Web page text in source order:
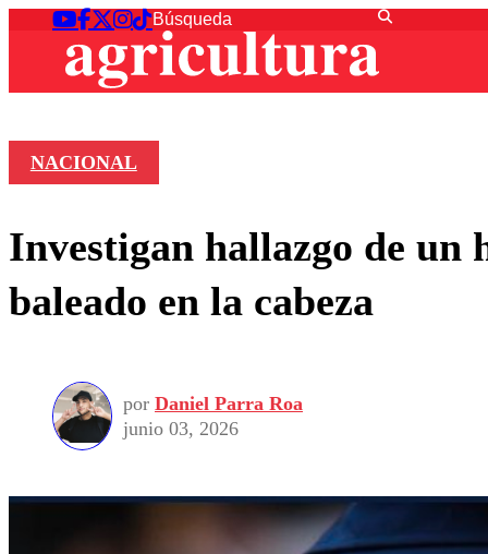
NACIONAL
Investigan hallazgo de un
baleado en la cabeza
por Daniel Parra Roa
junio 03, 2026